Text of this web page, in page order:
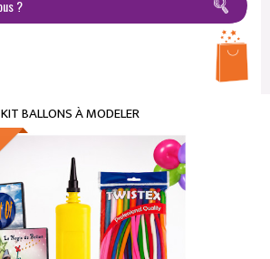
KIT BALLONS À MODELER